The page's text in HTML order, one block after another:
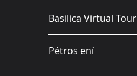
Basilica Virtual Tour
Pétros ení